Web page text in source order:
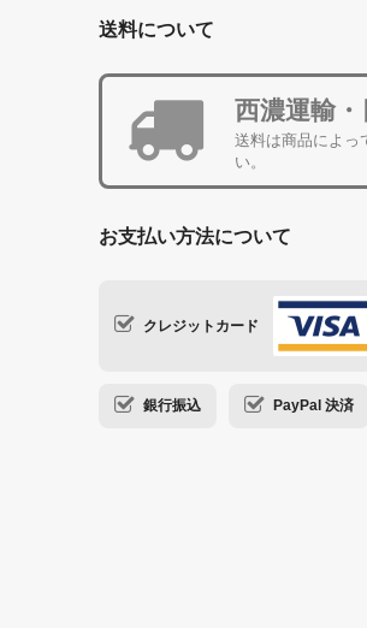
送料について
西濃運輸
送料は商品によっ
い。
お支払い方法について
クレジットカード
銀行振込 PayPal 決済